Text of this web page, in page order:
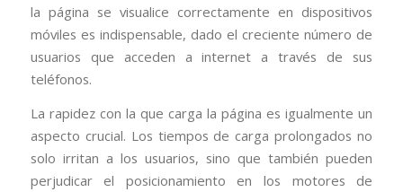
la página se visualice correctamente en dispositivos
móviles es indispensable, dado el creciente número de
usuarios que acceden a internet a través de sus
teléfonos.
La rapidez con la que carga la página es igualmente un
aspecto crucial. Los tiempos de carga prolongados no
solo irritan a los usuarios, sino que también pueden
perjudicar el posicionamiento en los motores de